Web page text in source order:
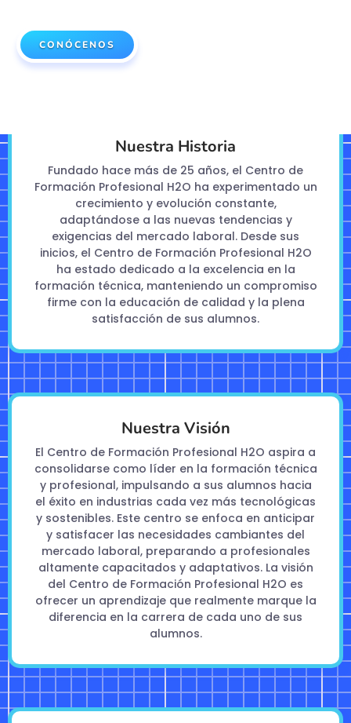
CONÓCENOS
Nuestra Historia
Fundado hace más de 25 años, el Centro de
Formación Profesional H2O ha experimentado un
crecimiento y evolución constante,
adaptándose a las nuevas tendencias y
exigencias del mercado laboral. Desde sus
inicios, el Centro de Formación Profesional H2O
ha estado dedicado a la excelencia en la
formación técnica, manteniendo un compromiso
firme con la educación de calidad y la plena
satisfacción de sus alumnos.
Nuestra Visión
El Centro de Formación Profesional H2O aspira a
consolidarse como líder en la formación técnica
y profesional, impulsando a sus alumnos hacia
el éxito en industrias cada vez más tecnológicas
y sostenibles. Este centro se enfoca en anticipar
y satisfacer las necesidades cambiantes del
mercado laboral, preparando a profesionales
altamente capacitados y adaptativos. La visión
del Centro de Formación Profesional H2O es
ofrecer un aprendizaje que realmente marque la
diferencia en la carrera de cada uno de sus
alumnos.